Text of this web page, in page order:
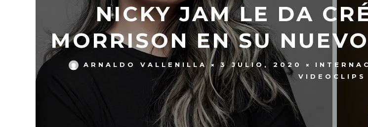
NICKY JAM LE DA
MORRISON EN SU
ARNALDO VALLENILLA 3 JULIO, 2020
VIDEOCLIPS